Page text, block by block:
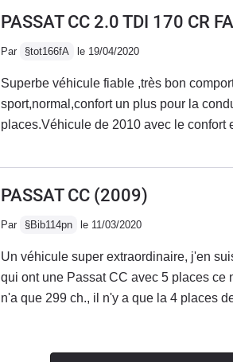
tableaux de bord type "arbre de noel"
automobile. C'est triste et
direction, un vrai régal à conduire. Et ce
gabarit. Car la CC est une grande
m'emmeneraFinalement le seul
remplaçante le moment (fatidique) venu
PASSAT CC 2.0 TDI 170 CR
Par §tot166fA le 19/04/2020
Superbe véhicule fiable ,très bon
sport,normal,confort un plus pour la
places.Véhicule de 2010 avec le confort
volkswagen rappel pour la reprogammation du calculateur pris en charge à
100/100 par le concessionnaire avec le
marque avec un prêt de véhicule proche
PASSAT CC (2009)
Par §Bib114pn le 11/03/2020
Un véhicule super extraordinaire, j'en
qui ont une Passat CC avec 5 places ce
n'a que 299 ch., il n'y a que la 4 places